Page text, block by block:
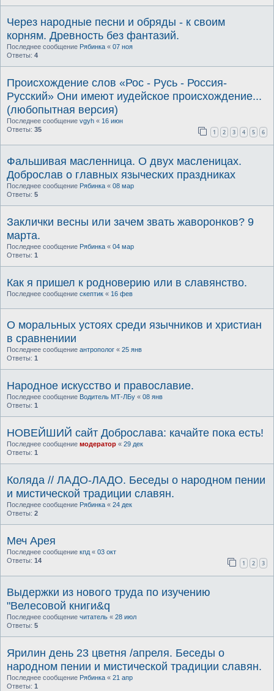
Через народные песни и обряды - к своим
корням. Древность без фантазий.
Последнее сообщение Рябинка « 07 ноя
Ответы: 4
Происхождение слов «Рос - Русь - Россия-
Русский» Они имеют иудейское происхождение...
(любопытная версия)
Последнее сообщение vgyh « 16 июн
Ответы: 35 1 2 3 4 5 6
Фальшивая масленница. О двух масленицах.
Доброслав о главных языческих праздниках
Последнее сообщение Рябинка « 08 мар
Ответы: 5
Заклички весны или зачем звать жаворонков? 9
марта.
Последнее сообщение Рябинка « 04 мар
Ответы: 1
Как я пришел к родноверию или в славянство.
Последнее сообщение скептик « 16 фев
О моральных устоях среди язычников и христиан
в сравнениии
Последнее сообщение антрополог « 25 янв
Ответы: 1
Народное искусство и православие.
Последнее сообщение Водитель МТ-ЛБу « 08 янв
Ответы: 1
НОВЕЙШИЙ сайт Доброслава: качайте пока есть!
Последнее сообщение модератор « 29 дек
Ответы: 1
Коляда // ЛАДО-ЛАДО. Беседы о народном пении
и миcтичеcкой традиции славян.
Последнее сообщение Рябинка « 24 дек
Ответы: 2
Меч Арея
Последнее сообщение кпд « 03 окт
Ответы: 14 1 2 3
Выдержки из нового труда по изучению
"Велесовой книги&q
Последнее сообщение читатель « 28 июл
Ответы: 5
Ярилин день 23 цветня /апреля. Беседы о
народном пении и миcтичеcкой традиции славян.
Последнее сообщение Рябинка « 21 апр
Ответы: 1